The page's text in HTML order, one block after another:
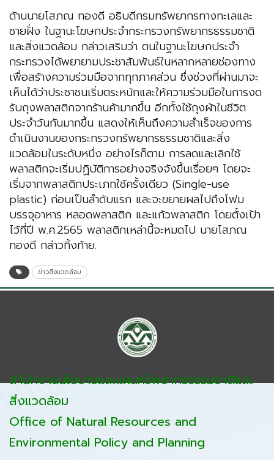
ด้านนายโสภณ ทองดี อธิบดีกรมทรัพยากรทางทะเลและ
ชายฝั่ง ในฐานะโฆษกประจำกระทรวงทรัพยากรธรรมชาติ
และสิ่งแวดล้อม กล่าวเสริมว่า ตนในฐานะโฆษกประจำ
กระทรวงได้พยายามประชาสัมพันธ์ในหลากหลายช่องทาง
เพื่อสร้างความร่วมมือจากทุกภาคส่วน ซึ่งช่วงที่ผ่านมาจะ
เห็นได้ว่าประชาชนเริ่มตระหนักและให้ความร่วมมือในการงด
รับถุงพลาสติกจากร้านค้ามากขึ้น อีกทั้งใช้ถุงผ้าในชีวิต
ประจำวันกันมากขึ้น แสดงให้เห็นถึงความสำเร็จของการ
ดำเนินงานของกระทรวงทรัพยากรธรรมชาติและสิ่ง
แวดล้อมในระดับหนึ่ง อย่างไรก็ตาม การลดและเลิกใช้
พลาสติกจะเริ่มปฏิบัติการอย่างจริงจังขึ้นเรื่อยๆ โดยจะ
เริ่มจากพลาสติกประเภทใช้ครั้งเดียว (Single-use
plastic) ก่อนเป็นลำดับแรก และจะขยายผลไปถึงโฟม
บรรจุอาหาร หลอดพลาสติก และแก้วพลาสติก โดยตั้งเป้า
ไว้ที่ปี พ.ศ.2565 พลาสติกเหล่านี้จะหมดไป นายโสภณ
ทองดี กล่าวทิ้งท้าย.
ข่าวสิ่งแวดล้อม
สำนักงานนโยบายและแผนทรัพยากรธรรมชาติและ
สิ่งแวดล้อม
Office of Natural Resources and
Environmental Policy and Planning